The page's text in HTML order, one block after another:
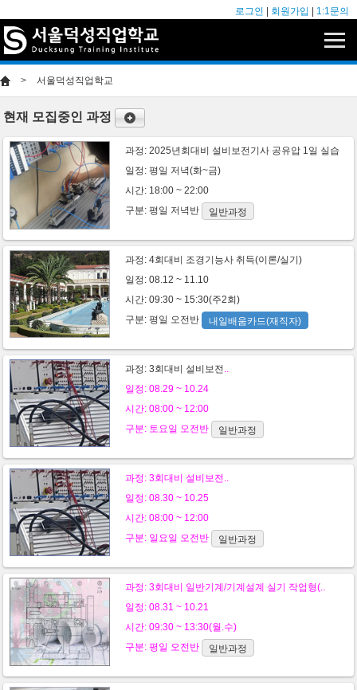
로그인 회원가입 1:1문의
> 서울덕성직업학교
현재 모집중인 과정
과정: 2025년회대비 설비보전기사 공유압 1일 실습
일정: 평일 저녁(화~금)
시간: 18:00 ~ 22:00
구분: 평일 저녁반 일반과정
과정: 4회대비 조경기능사 취득(이론/실기)
일정: 08.12 ~ 11.10
시간: 09:30 ~ 15:30(주2회)
구분: 평일 오전반 내일배움카드(재직자)
과정: 3회대비 설비보전 ..
일정: 08.29 ~ 10.24
시간: 08:00 ~ 12:00
구분: 토요일 오전반 일반과정
과정: 3회대비 설비보전..
일정: 08.30 ~ 10.25
시간: 08:00 ~ 12:00
구분: 일요일 오전반 일반과정
과정: 3회대비 일반기계/기계설계 실기 작업형(..
일정: 08.31 ~ 10.21
시간: 09:30 ~ 13:30(월.수)
구분: 평일 오전반 일반과정